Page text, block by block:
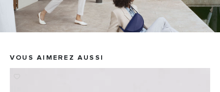
VOUS AIMEREZ AUSSI